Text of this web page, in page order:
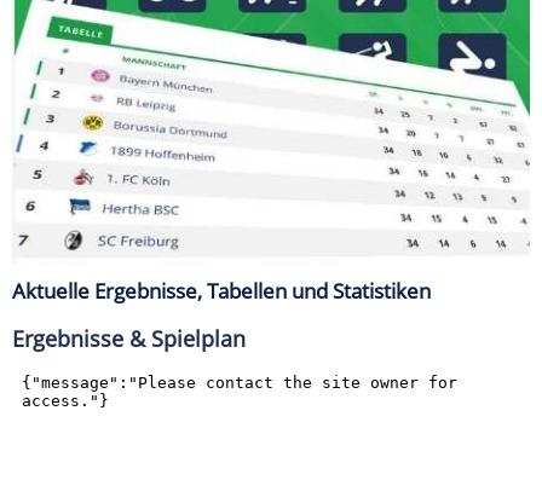
Aktuelle Ergebnisse, Tabellen und Statistiken
Ergebnisse & Spielplan